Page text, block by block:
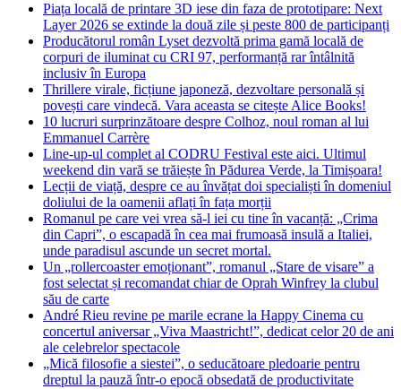
Piața locală de printare 3D iese din faza de prototipare: Next
Layer 2026 se extinde la două zile și peste 800 de participanți
Producătorul român Lyset dezvoltă prima gamă locală de
corpuri de iluminat cu CRI 97, performanță rar întâlnită
inclusiv în Europa
Thrillere virale, ficțiune japoneză, dezvoltare personală și
povești care vindecă. Vara aceasta se citește Alice Books!
10 lucruri surprinzătoare despre Colhoz, noul roman al lui
Emmanuel Carrère
Line-up-ul complet al CODRU Festival este aici. Ultimul
weekend din vară se trăiește în Pădurea Verde, la Timișoara!
Lecții de viață, despre ce au învățat doi specialiști în domeniul
doliului de la oamenii aflați în fața morții
Romanul pe care vei vrea să-l iei cu tine în vacanță: „Crima
din Capri”, o escapadă în cea mai frumoasă insulă a Italiei,
unde paradisul ascunde un secret mortal.
Un „rollercoaster emoționant”, romanul „Stare de visare” a
fost selectat și recomandat chiar de Oprah Winfrey la clubul
său de carte
André Rieu revine pe marile ecrane la Happy Cinema cu
concertul aniversar „Viva Maastricht!”, dedicat celor 20 de ani
ale celebrelor spectacole
„Mică filosofie a siestei”, o seducătoare pledoarie pentru
dreptul la pauză într-o epocă obsedată de productivitate